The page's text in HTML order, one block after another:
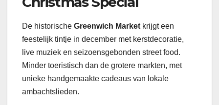
De historische Greenwich Market krijgt een
feestelijk tintje in december met kerstdecoratie,
live muziek en seizoensgebonden street food.
Minder toeristisch dan de grotere markten, met
unieke handgemaakte cadeaus van lokale
ambachtslieden.